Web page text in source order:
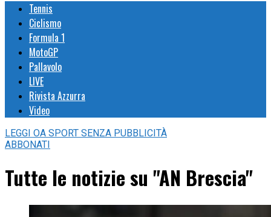
Tennis
Ciclismo
Formula 1
MotoGP
Pallavolo
LIVE
Rivista Azzurra
Video
LEGGI OA SPORT SENZA PUBBLICITÀ
ABBONATI
Tutte le notizie su "AN Brescia"